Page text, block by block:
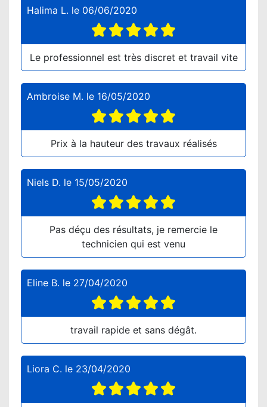
Halima L. le 06/06/2020
Le professionnel est très discret et travail vite
Ambroise M. le 16/05/2020
Prix à la hauteur des travaux réalisés
Niels D. le 15/05/2020
Pas déçu des résultats, je remercie le
technicien qui est venu
Eline B. le 27/04/2020
travail rapide et sans dégât.
Liora C. le 23/04/2020